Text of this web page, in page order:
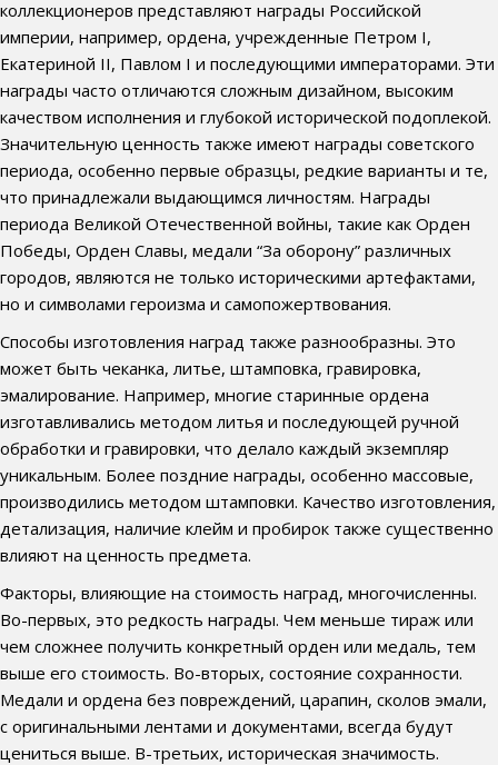
коллекционеров представляют награды Российской
империи, например, ордена, учрежденные Петром I,
Екатериной II, Павлом I и последующими императорами. Эти
награды часто отличаются сложным дизайном, высоким
качеством исполнения и глубокой исторической подоплекой.
Значительную ценность также имеют награды советского
периода, особенно первые образцы, редкие варианты и те,
что принадлежали выдающимся личностям. Награды
периода Великой Отечественной войны, такие как Орден
Победы, Орден Славы, медали “За оборону” различных
городов, являются не только историческими артефактами,
но и символами героизма и самопожертвования.
Способы изготовления наград также разнообразны. Это
может быть чеканка, литье, штамповка, гравировка,
эмалирование. Например, многие старинные ордена
изготавливались методом литья и последующей ручной
обработки и гравировки, что делало каждый экземпляр
уникальным. Более поздние награды, особенно массовые,
производились методом штамповки. Качество изготовления,
детализация, наличие клейм и пробирок также существенно
влияют на ценность предмета.
Факторы, влияющие на стоимость наград, многочисленны.
Во-первых, это редкость награды. Чем меньше тираж или
чем сложнее получить конкретный орден или медаль, тем
выше его стоимость. Во-вторых, состояние сохранности.
Медали и ордена без повреждений, царапин, сколов эмали,
с оригинальными лентами и документами, всегда будут
цениться выше. В-третьих, историческая значимость.